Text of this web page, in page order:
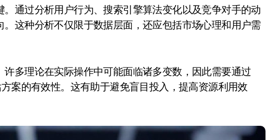
通过分析用户行为、搜索引擎算法变化以及竞争对手的动
这种分析不仅限于数据层面，还应包括市场心理和用户需
多理论在实际操作中可能面临诸多变数，因此需要通过
案的有效性。这有助于避免盲目投入，提高资源利用效